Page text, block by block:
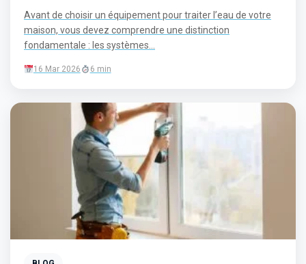
Avant de choisir un équipement pour traiter l’eau de votre
maison, vous devez comprendre une distinction
fondamentale : les systèmes...
16 Mar 2026 6 min